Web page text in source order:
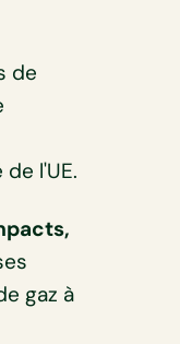
de
l'UE.
gaz à